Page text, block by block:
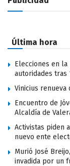
Última hora
Elecciones en la
autoridades tras
Vinicius renueva
Encuentro de
Alcaldía de
Activistas piden
nuevo ente
Murió José
invadida por un